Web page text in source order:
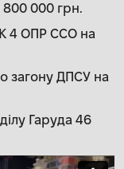
000 грн.
4 ОПР ССО на
загону ДПСУ на
Гаруда 46